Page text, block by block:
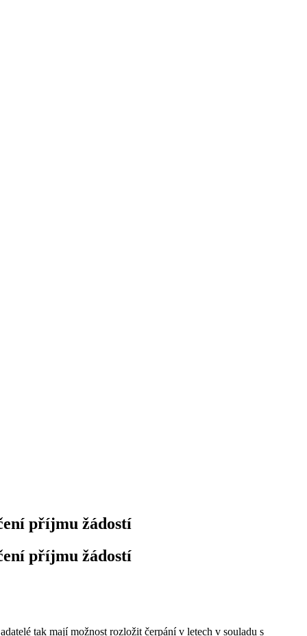
příjmu žádostí
příjmu žádostí
tak mají možnost rozložit čerpání v letech v souladu s